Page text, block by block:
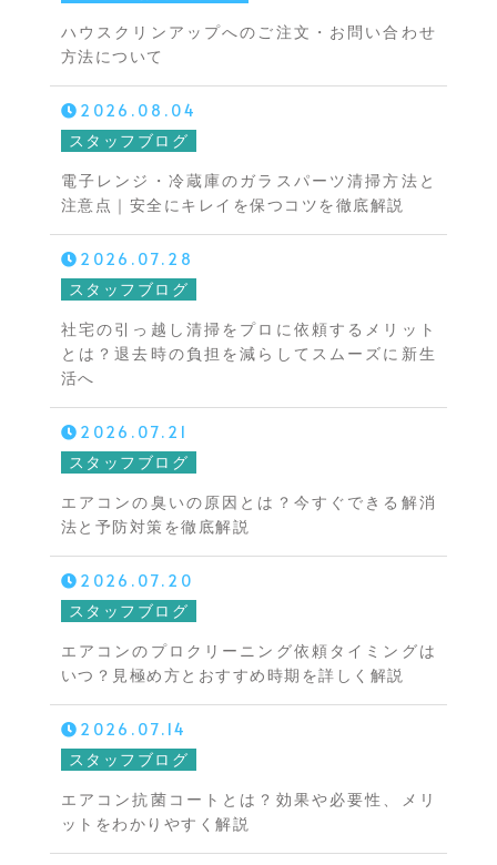
ハウスクリンアップへのご注文・お問い合わせ
方法について
2026.08.04
スタッフブログ
電子レンジ・冷蔵庫のガラスパーツ清掃方法と
注意点｜安全にキレイを保つコツを徹底解説
2026.07.28
スタッフブログ
社宅の引っ越し清掃をプロに依頼するメリット
とは？退去時の負担を減らしてスムーズに新生
活へ
2026.07.21
スタッフブログ
エアコンの臭いの原因とは？今すぐできる解消
法と予防対策を徹底解説
2026.07.20
スタッフブログ
エアコンのプロクリーニング依頼タイミングは
いつ？見極め方とおすすめ時期を詳しく解説
2026.07.14
スタッフブログ
エアコン抗菌コートとは？効果や必要性、メリ
ットをわかりやすく解説